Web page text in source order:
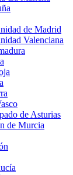
de Madrid
Valenciana
de Asturias
de Murcia